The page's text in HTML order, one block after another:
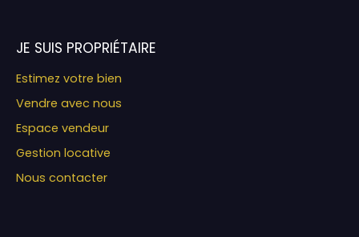
JE SUIS PROPRIÉTAIRE
Estimez votre bien
Vendre avec nous
Espace vendeur
Gestion locative
Nous contacter